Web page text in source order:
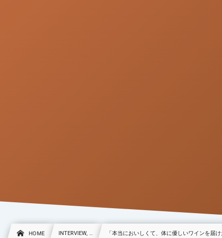
HOME INTERVIEW, … 「本当においしくて、体に優しいワインを届